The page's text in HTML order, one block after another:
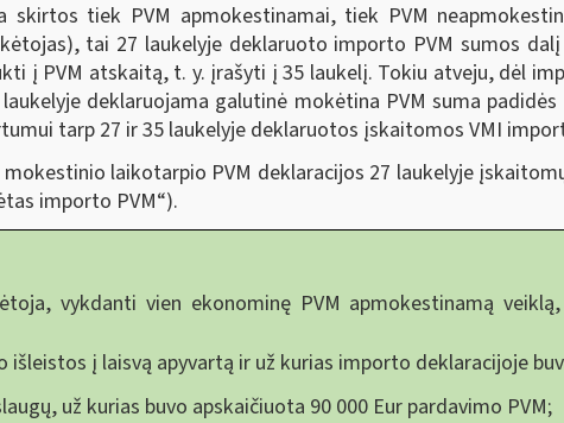
tiek PVM apmokestinamai, tiek PVM
tai 27 laukelyje deklaruoto importo PVM sumos
į PVM atskaitą, t. y. įrašyti į 35 laukelį. Tokiu atveju, dėl
deklaruojama galutinė mokėtina PVM suma
tarp 27 ir 35 laukelyje deklaruotos įskaitomos VMI
laikotarpio PVM deklaracijos 27 laukelyje
importo PVM“).
vykdanti vien ekonominę PVM apmokestinamą
į laisvą apyvartą ir už kurias importo deklaracijoje
už kurias buvo apskaičiuota 90 000 Eur pardavimo PVM;